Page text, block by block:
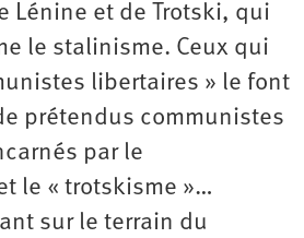
Lénine et de Trotski, qui
le stalinisme. Ceux qui
libertaires » le font
prétendus communistes
par le
le « trotskisme »…
sur le terrain du